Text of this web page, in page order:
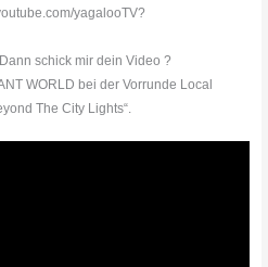
yagalooTV?
schick mir dein Video ?
WORLD bei der Vorrunde Local
The City Lights“.